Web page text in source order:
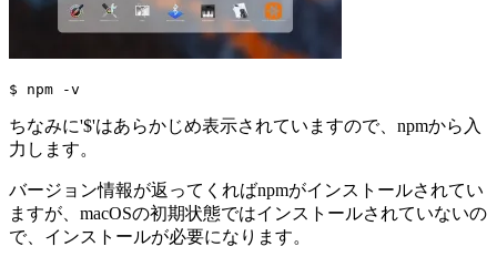
$ npm -v
ちなみに'$'はあらかじめ表示されていますので、npmから入
力します。
バージョン情報が返ってくればnpmがインストールされてい
ますが、macOSの初期状態ではインストールされていないの
で、インストールが必要になります。